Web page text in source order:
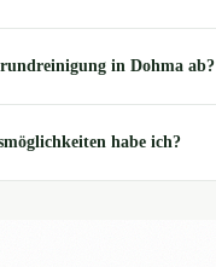
in Dohma ab?
habe ich?